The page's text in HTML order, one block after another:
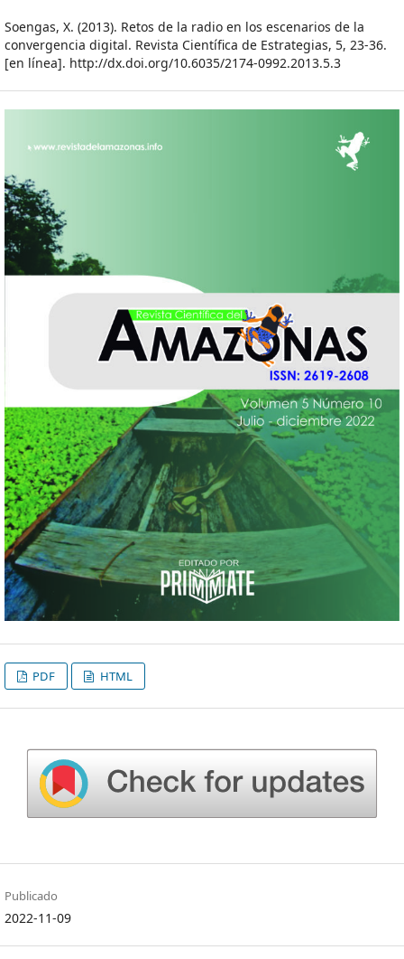
Soengas, X. (2013). Retos de la radio en los escenarios de la
convergencia digital. Revista Científica de Estrategias, 5, 23-36.
[en línea]. http://dx.doi.org/10.6035/2174-0992.2013.5.3
PDF HTML
Publicado
2022-11-09